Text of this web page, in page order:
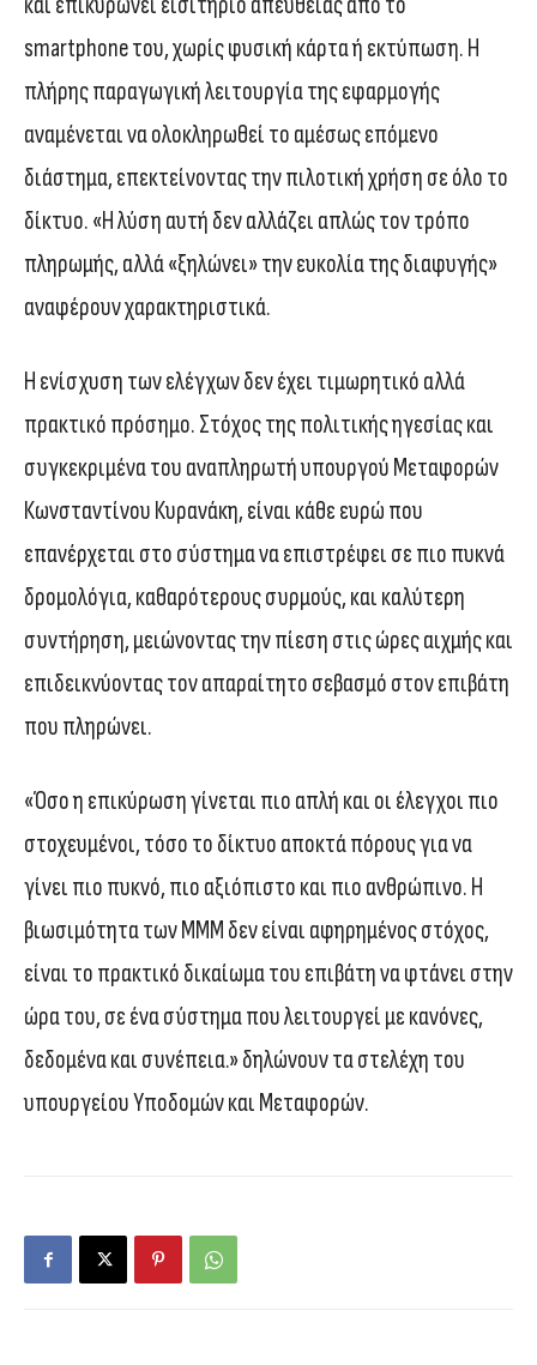
smartphone του, χωρίς φυσική κάρτα ή εκτύπωση. Η
πλήρης παραγωγική λειτουργία της εφαρμογής
αναμένεται να ολοκληρωθεί το αμέσως επόμενο
διάστημα, επεκτείνοντας την πιλοτική χρήση σε όλο το
δίκτυο. «Η λύση αυτή δεν αλλάζει απλώς τον τρόπο
πληρωμής, αλλά «ξηλώνει» την ευκολία της διαφυγής»
αναφέρουν χαρακτηριστικά.
Η ενίσχυση των ελέγχων δεν έχει τιμωρητικό αλλά
πρακτικό πρόσημο. Στόχος της πολιτικής ηγεσίας και
συγκεκριμένα του αναπληρωτή υπουργού Μεταφορών
Κωνσταντίνου Κυρανάκη, είναι κάθε ευρώ που
επανέρχεται στο σύστημα να επιστρέφει σε πιο πυκνά
δρομολόγια, καθαρότερους συρμούς, και καλύτερη
συντήρηση, μειώνοντας την πίεση στις ώρες αιχμής και
επιδεικνύοντας τον απαραίτητο σεβασμό στον επιβάτη
που πληρώνει.
«Όσο η επικύρωση γίνεται πιο απλή και οι έλεγχοι πιο
στοχευμένοι, τόσο το δίκτυο αποκτά πόρους για να
γίνει πιο πυκνό, πιο αξιόπιστο και πιο ανθρώπινο. Η
βιωσιμότητα των ΜΜΜ δεν είναι αφηρημένος στόχος,
είναι το πρακτικό δικαίωμα του επιβάτη να φτάνει στην
ώρα του, σε ένα σύστημα που λειτουργεί με κανόνες,
δεδομένα και συνέπεια.» δηλώνουν τα στελέχη του
υπουργείου Υποδομών και Μεταφορών.